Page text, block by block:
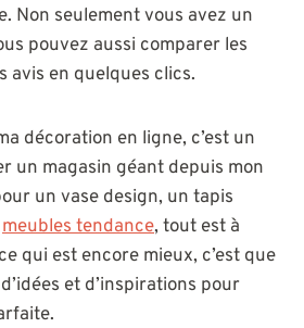
Non seulement vous avez un
pouvez aussi comparer les
avis en quelques clics.
décoration en ligne, c’est un
un magasin géant depuis mon
un vase design, un tapis
meubles tendance, tout est à
qui est encore mieux, c’est que
et d’inspirations pour